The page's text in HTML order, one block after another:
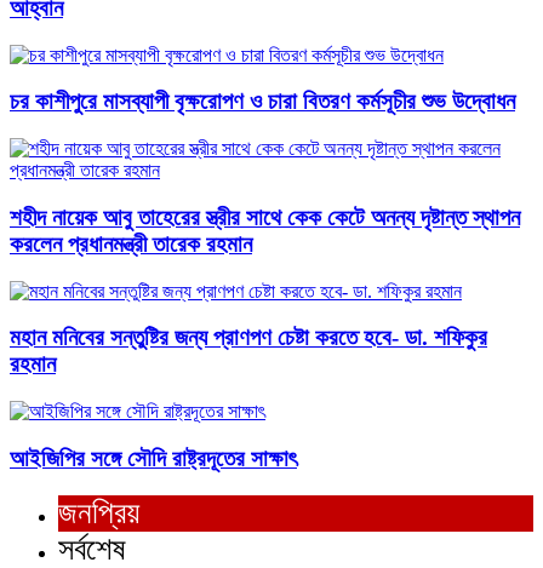
আহ্বান
চর কাশীপুরে মাসব্যাপী বৃক্ষরোপণ ও চারা বিতরণ কর্মসূচীর শুভ উদ্বোধন
শহীদ নায়েক আবু তাহেরের স্ত্রীর সাথে কেক কেটে অনন্য দৃষ্টান্ত স্থাপন
করলেন প্রধানমন্ত্রী তারেক রহমান
মহান মনিবের সন্তুষ্টির জন্য প্রাণপণ চেষ্টা করতে হবে- ডা. শফিকুর
রহমান
আইজিপির সঙ্গে সৌদি রাষ্ট্রদূতের সাক্ষাৎ
জনপ্রিয়
সর্বশেষ